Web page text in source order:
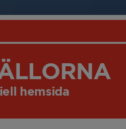
hemsida